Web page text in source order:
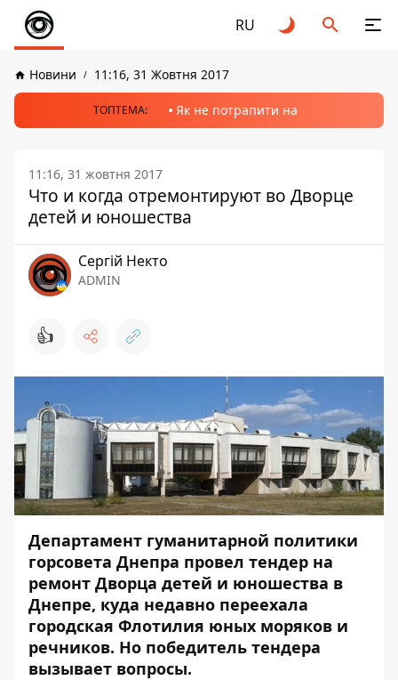
RU
Новини 11:16, 31 Жовтня 2017
ТОПТЕМА: Як не потрапити на
11:16, 31 жовтня 2017
Что и когда отремонтируют во Дворце
детей и юношества
Сергій Некто
ADMIN
👍
Департамент гуманитарной политики
горсовета Днепра провел тендер на
ремонт Дворца детей и юношества в
Днепре, куда недавно переехала
городская Флотилия юных моряков и
речников. Но победитель тендера
вызывает вопросы.